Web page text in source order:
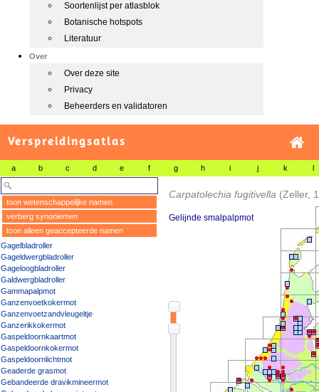
Soortenlijst per atlasblok
Botanische hotspots
Literatuur
Over
Over deze site
Privacy
Beheerders en validatoren
Verspreidingsatlas
a b c d e f g h i j k l
toon wetenschappelijke namen
verberg synoniemen
toon alleen geaccepteerde namen
Gagelbladroller
Gageldwergbladroller
Gageloogbladroller
Galdwergbladroller
Gammapalpmot
Ganzenvoetkokermot
Ganzenvoetzandvleugeltje
Ganzerikkokermot
Gaspeldoornkaartmot
Gaspeldoornkokermot
Gaspeldoornlichtmot
Geaderde grasmot
Gebandeerde dravikmineermot
Carpatolechia fugitivella (Zeller,
Gelijnde smalpalpmot